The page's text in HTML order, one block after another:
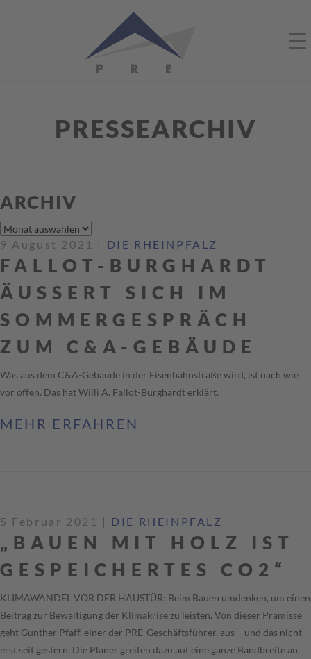
PRESSEARCHIV
ARCHIV
Archiv
9 August 2021 | DIE RHEINPFALZ
FALLOT-BURGHARDT
ÄUSSERT SICH IM S
OMMERGESPRÄCH Z
UM C&A-GEBÄUDE
Was aus dem C&A-Gebäude in der Eisenbahnstraße wird, ist nach wie
vor offen. Das hat Willi A. Fallot-Burghardt erklärt.
MEHR ERFAHREN
5 Februar 2021 | DIE RHEINPFALZ
„BAUEN MIT HOLZ IST
GESPEICHERTES CO2“
KLIMAWANDEL VOR DER HAUSTÜR: Beim Bauen umdenken, um einen
Beitrag zur Bewältigung der Klimakrise zu leisten. Von dieser Prämisse
geht Gunther Pfaff, einer der PRE-Geschäftsführer, aus – und das nicht
erst seit gestern. Die Planer greifen dazu auf eine ganze Bandbreite an